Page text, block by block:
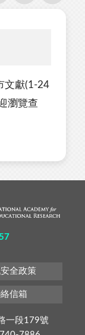
文獻(1-24
瀏覽查
全政策
信箱
一段179號